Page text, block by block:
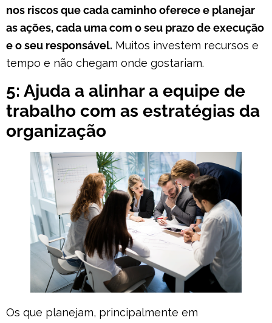
nos riscos que cada caminho oferece e planejar
as ações, cada uma com o seu prazo de execução
e o seu responsável. Muitos investem recursos e
tempo e não chegam onde gostariam.
5: Ajuda a alinhar a equipe de
trabalho com as estratégias da
organização
Os que planejam, principalmente em